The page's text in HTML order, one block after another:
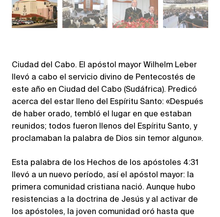
Ciudad del Cabo. El apóstol mayor Wilhelm Leber
llevó a cabo el servicio divino de Pentecostés de
este año en Ciudad del Cabo (Sudáfrica). Predicó
acerca del estar lleno del Espíritu Santo: «Después
de haber orado, tembló el lugar en que estaban
reunidos; todos fueron llenos del Espíritu Santo, y
proclamaban la palabra de Dios sin temor alguno».
Esta palabra de los Hechos de los apóstoles 4:31
llevó a un nuevo período, así el apóstol mayor: la
primera comunidad cristiana nació. Aunque hubo
resistencias a la doctrina de Jesús y al activar de
los apóstoles, la joven comunidad oró hasta que